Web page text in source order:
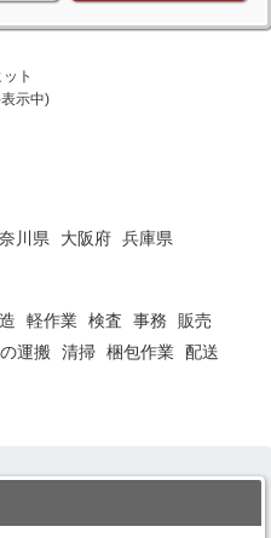
ト
示中)
川県 大阪府 兵庫県
軽作業 検査 事務
販売
運搬 清掃 梱包作業 配送